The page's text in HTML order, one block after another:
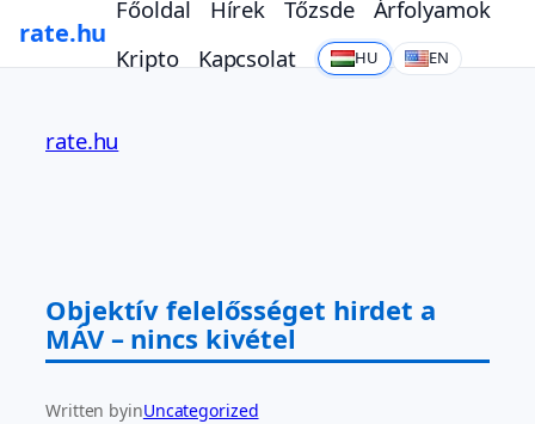
rate.hu
Főoldal Hírek Tőzsde
Árfolyamok
Kripto
Kapcsolat HU EN
tartalomhoz
rate.hu
Objektív felelősséget hirdet a
MÁV – nincs kivétel
Written byinUncategorized